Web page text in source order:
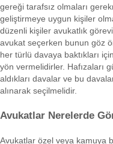
gereği tarafsız olmaları
geliştirmeye uygun kişiler
düzenli kişiler avukatlık
avukat seçerken bunun göz
her türlü davaya baktıkları
yön vermelidirler. Hafızaları
aldıkları davalar ve bu
alınarak seçilmelidir.
Avukatlar Nerelerde
Avukatlar özel veya kamuya